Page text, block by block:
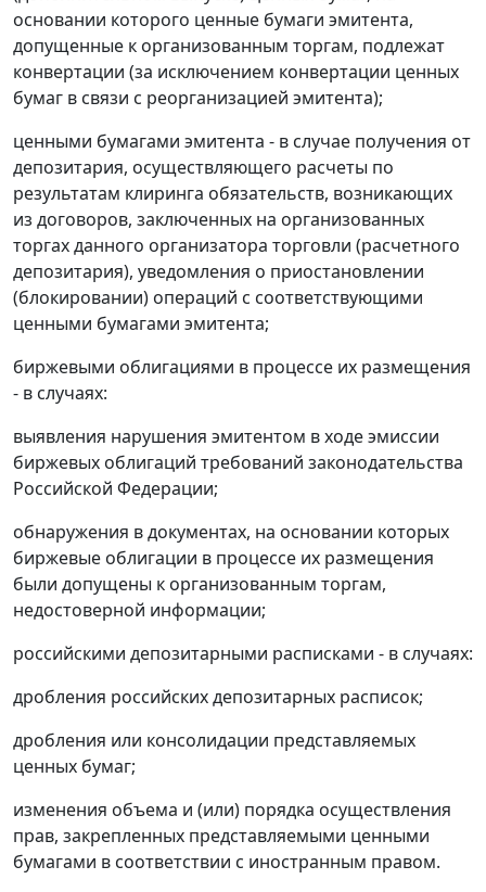
основании которого ценные бумаги эмитента,
допущенные к организованным торгам, подлежат
конвертации (за исключением конвертации ценных
бумаг в связи с реорганизацией эмитента);
ценными бумагами эмитента - в случае получения от
депозитария, осуществляющего расчеты по
результатам клиринга обязательств, возникающих
из договоров, заключенных на организованных
торгах данного организатора торговли (расчетного
депозитария), уведомления о приостановлении
(блокировании) операций с соответствующими
ценными бумагами эмитента;
биржевыми облигациями в процессе их размещения
- в случаях:
выявления нарушения эмитентом в ходе эмиссии
биржевых облигаций требований законодательства
Российской Федерации;
обнаружения в документах, на основании которых
биржевые облигации в процессе их размещения
были допущены к организованным торгам,
недостоверной информации;
российскими депозитарными расписками - в случаях:
дробления российских депозитарных расписок;
дробления или консолидации представляемых
ценных бумаг;
изменения объема и (или) порядка осуществления
прав, закрепленных представляемыми ценными
бумагами в соответствии с иностранным правом.